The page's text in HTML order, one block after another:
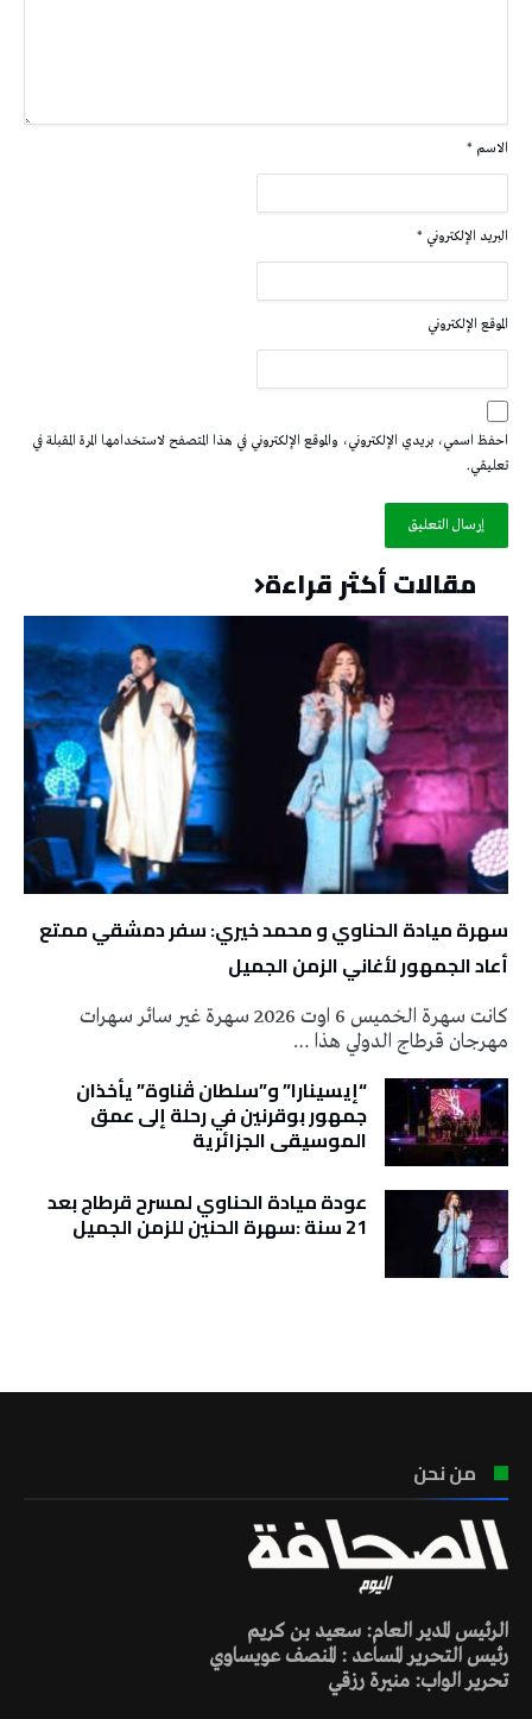
الاسم *
البريد الإلكتروني *
الموقع الإلكتروني
احفظ اسمي، بريدي الإلكتروني، والموقع الإلكتروني في هذا المتصفح لاستخدامها المرة المقبلة في
تعليقي.
مقالات أكثر قراءة
سهرة ميادة الحناوي و محمد خيري: سفر دمشقي ممتع
أعاد الجمهور لأغاني الزمن الجميل
كانت سهرة الخميس 6 اوت 2026 سهرة غير سائر سهرات
مهرجان قرطاج الدولي هذا …
“إيسينارا” و”سلطان ڤناوة” يأخذان
جمهور بوقرنين في رحلة إلى عمق
الموسيقى الجزائرية
عودة ميادة الحناوي لمسرح قرطاج بعد
21 سنة :سهرة الحنين للزمن الجميل
من نحن
الرئيس المدير العام: سعيد بن كريم
رئيس التحرير المساعد : المنصف عويساوي
تحرير الواب: منيرة رزقي